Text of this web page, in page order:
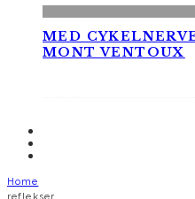
MED
MONT VENTOUX
Home
reflekser